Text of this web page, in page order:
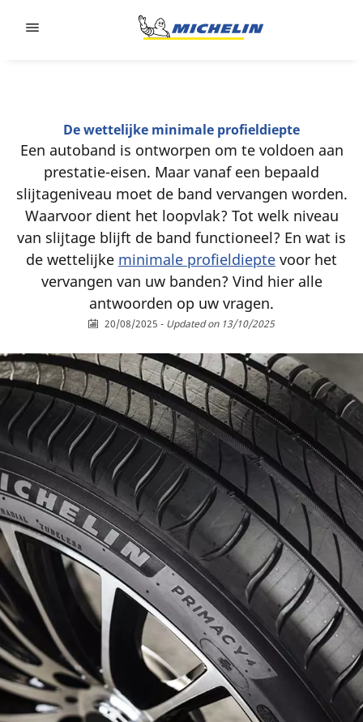
De wettelijke minimale profieldiepte
Een autoband is ontworpen om te voldoen aan
prestatie-eisen. Maar vanaf een bepaald
slijtageniveau moet de band vervangen worden.
Waarvoor dient het loopvlak? Tot welk niveau
van slijtage blijft de band functioneel? En wat is
de wettelijke minimale profieldiepte voor het
vervangen van uw banden? Vind hier alle
antwoorden op uw vragen.
20/08/2025 - Updated on 13/10/2025